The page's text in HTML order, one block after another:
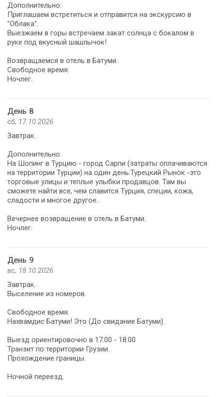
Дополнительно.
Приглашаем встретиться и отправится на экскурсию в
"Облака".
Выезжаем в горы встречаем закат солнца с бокалом в
руке под вкусный шашлычок!
Возвращаемся в отель в Батуми.
Свободное время.
Ночлег.
День 8
сб, 17.10.2026
Завтрак.
Дополнительно.
На Шопинг в Турцию - город Сарпи (затраты оплачиваются
на территории Турции) на один день.Турецкий Рынок -это
торговые улицы и теплые улыбки продавцов. Там вы
сможете найти все, чем славится Турция, специи, кожа,
сладости и многое другое.
Вечернее возвращение в отель в Батуми.
Ночлег.
День 9
вс, 18.10.2026
Завтрак.
Выселение из номеров.
Свободное время.
Нахвамдис Батуми! Это (До свидание Батуми).
Выезд ориентировочно в 17:00 - 18:00
Транзит по территории Грузии.
Прохождение границы.
Ночной переезд.